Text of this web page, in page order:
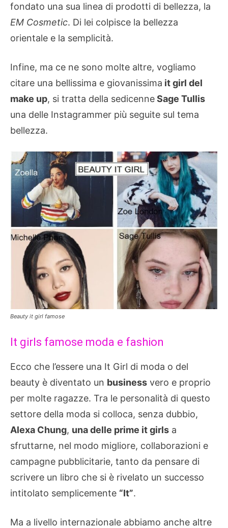
fondato una sua linea di prodotti di bellezza, la
EM Cosmetic. Di lei colpisce la bellezza
orientale e la semplicità.
Infine, ma ce ne sono molte altre, vogliamo
citare una bellissima e giovanissima it girl del
make up, si tratta della sedicenneSage Tullis
una delle Instagrammer più seguite sul tema
bellezza.
Beauty it girl famose
It girls famose moda e fashion
Ecco che l’essere una It Girl di moda o del
beauty è diventato un business vero e proprio
per molte ragazze. Tra le personalità di questo
settore della moda si colloca, senza dubbio,
Alexa Chung, una delle prime it girls a
sfruttarne, nel modo migliore, collaborazioni e
campagne pubblicitarie, tanto da pensare di
scrivere un libro che si è rivelato un successo
intitolato semplicemente “It”.
Ma a livello internazionale abbiamo anche altre